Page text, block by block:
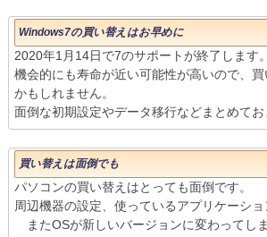
Windows7の買い替えはお早めに
2020年1月14日で7のサポートが終了します。
機会的にも寿命が近い可能性が高いので、
かもしれません。
面倒な初期設定やデータ移行などまとめてお
買い替えは面倒でも
パソコンの買い替えはとっても面倒です。
周辺機器の設定、使っているアプリケーショ
またOSが新しいバージョンに変わってし